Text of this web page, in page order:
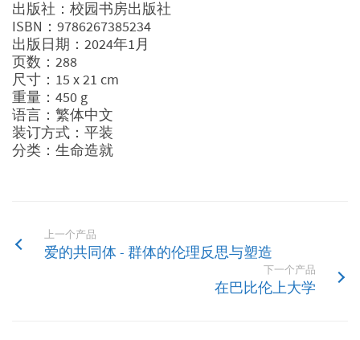
出版社：校园书房出版社
ISBN：9786267385234
出版日期：2024年1月
页数：288
尺寸：15 x 21 cm
重量：450 g
语言：繁体中文
装订方式：平装
分类：生命造就
上一个产品
爱的共同体 - 群体的伦理反思与塑造
下一个产品
在巴比伦上大学